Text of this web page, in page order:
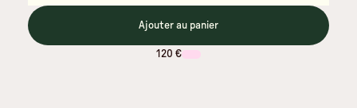
Ajouter au panier
120 €